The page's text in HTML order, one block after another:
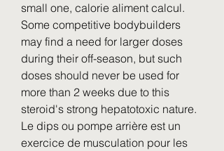
small one, calorie aliment calcul.
Some competitive bodybuilders
may find a need for larger doses
during their off-season, but such
doses should never be used for
more than 2 weeks due to this
steroid's strong hepatotoxic nature.
Le dips ou pompe arrière est un
exercice de musculation pour les